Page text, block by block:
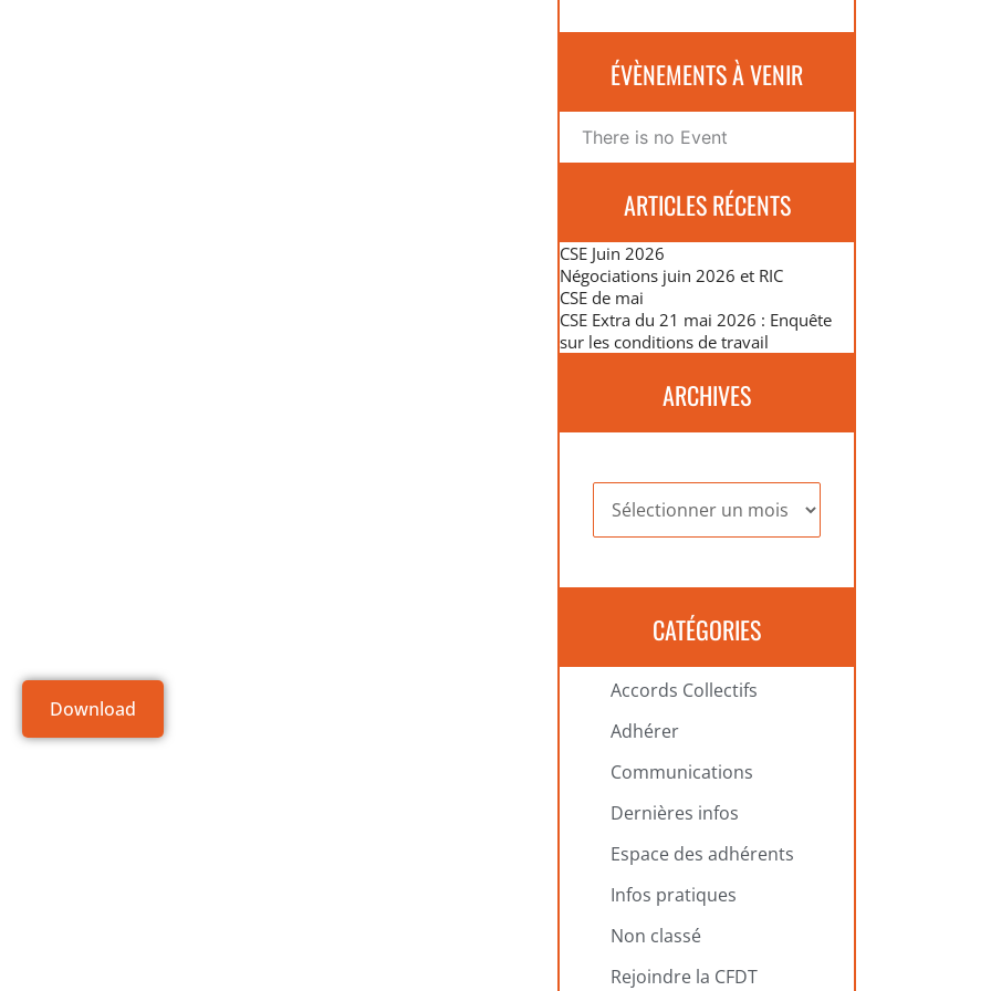
Download
ÉVÈNEMENTS À VENIR
There is no Event
ARTICLES RÉCENTS
CSE Juin 2026
Négociations juin 2026 et RIC
CSE de mai
CSE Extra du 21 mai 2026 : Enquête
sur les conditions de travail
ARCHIVES
CATÉGORIES
Accords Collectifs
Adhérer
Communications
Dernières infos
Espace des adhérents
Infos pratiques
Non classé
Rejoindre la CFDT